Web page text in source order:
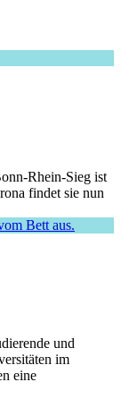
Rhein-Sieg ist
findet sie nun
und
im
eine